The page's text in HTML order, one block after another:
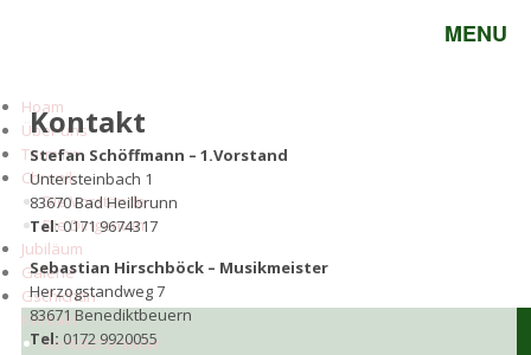
MENU
Kontakt
Stefan Schöffmann – 1.Vorstand
Untersteinbach 1
83670 Bad Heilbrunn
Tel:0171 9674317
Sebastian Hirschböck – Musikmeister
Herzogstandweg 7
83671 Benediktbeuern
Tel:0172 9920055
Hoam
Über uns
Termine
Chronik
Die Vorstände
Die Dirigenten
Jubiläum
Galerie
Gschichtln
Kontakt
Kontaktformular